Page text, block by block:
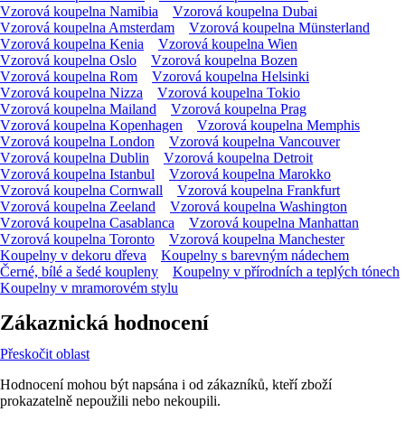
Vzorová koupelna Namibia
Vzorová koupelna Dubai
Vzorová koupelna Amsterdam
Vzorová koupelna Münsterland
Vzorová koupelna Kenia
Vzorová koupelna Wien
Vzorová koupelna Oslo
Vzorová koupelna Bozen
Vzorová koupelna Rom
Vzorová koupelna Helsinki
Vzorová koupelna Nizza
Vzorová koupelna Tokio
Vzorová koupelna Mailand
Vzorová koupelna Prag
Vzorová koupelna Kopenhagen
Vzorová koupelna Memphis
Vzorová koupelna London
Vzorová koupelna Vancouver
Vzorová koupelna Dublin
Vzorová koupelna Detroit
Vzorová koupelna Istanbul
Vzorová koupelna Marokko
Vzorová koupelna Cornwall
Vzorová koupelna Frankfurt
Vzorová koupelna Zeeland
Vzorová koupelna Washington
Vzorová koupelna Casablanca
Vzorová koupelna Manhattan
Vzorová koupelna Toronto
Vzorová koupelna Manchester
Koupelny v dekoru dřeva
Koupelny s barevným nádechem
Černé, bílé a šedé koupleny
Koupelny v přírodních a teplých tónech
Koupelny v mramorovém stylu
Zákaznická hodnocení
Přeskočit oblast
Hodnocení mohou být napsána i od zákazníků, kteří zboží
prokazatelně nepoužili nebo nekoupili.